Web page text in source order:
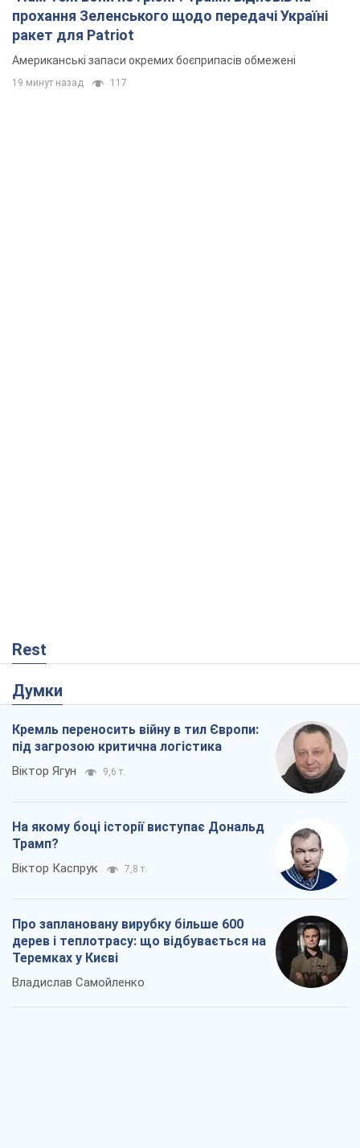
прохання Зеленського щодо передачі Україні
ракет для Patriot
Американські запаси окремих боєприпасів обмежені
19 минут назад 117
Rest
Думки
Кремль переносить війну в тил Європи:
під загрозою критична логістика
Віктор Ягун 9,6 т.
На якому боці історії виступає Дональд
Трамп?
Віктор Каспрук 7,8 т.
Про заплановану вирубку більше 600
дерев і теплотрасу: що відбувається на
Теремках у Києві
Владислав Самойленко